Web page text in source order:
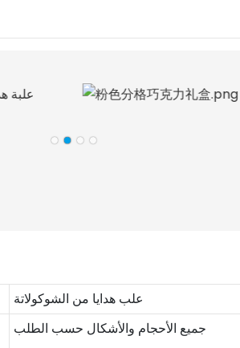
علب هدايا من الشوكولاتة
جميع الأحجام والأشكال حسب الطلب